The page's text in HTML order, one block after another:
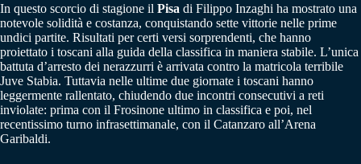
In questo scorcio di stagione il Pisa di Filippo Inzaghi ha mostrato una
notevole solidità e costanza, conquistando sette vittorie nelle prime
undici partite. Risultati per certi versi sorprendenti, che hanno
proiettato i toscani alla guida della classifica in maniera stabile. L’unica
battuta d’arresto dei nerazzurri è arrivata contro la matricola terribile
Juve Stabia. Tuttavia nelle ultime due giornate i toscani hanno
leggermente rallentato, chiudendo due incontri consecutivi a reti
inviolate: prima con il Frosinone ultimo in classifica e poi, nel
recentissimo turno infrasettimanale, con il Catanzaro all’Arena
Garibaldi.